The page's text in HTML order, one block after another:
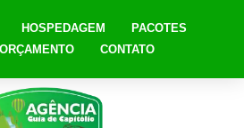
HOSPEDAGEM
PACOTES
ORÇAMENTO CONTATO